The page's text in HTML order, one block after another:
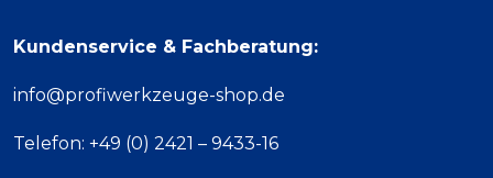
Kundenservice & Fachberatung:
info@profiwerkzeuge-shop.de
Telefon: +49 (0) 2421 – 9433-16